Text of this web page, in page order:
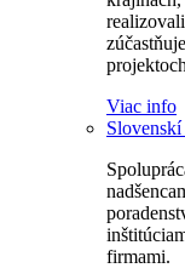
Viac info
Slovenskí
firmami.